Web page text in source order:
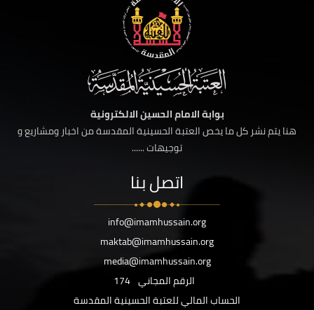
بوابة الامام الحسين الالكترونية
هنا يتم نشر كل ما يخص العتبة الحسينية المقدسة من اخبار ومشاريع و
توجيهات ......
اتصل بنا
info@imamhussain.org
maktab@imamhussain.org
media@imamhussain.org
الرقم المجاني 174
الحساب المالي للعتبة الحسينية المقدسة